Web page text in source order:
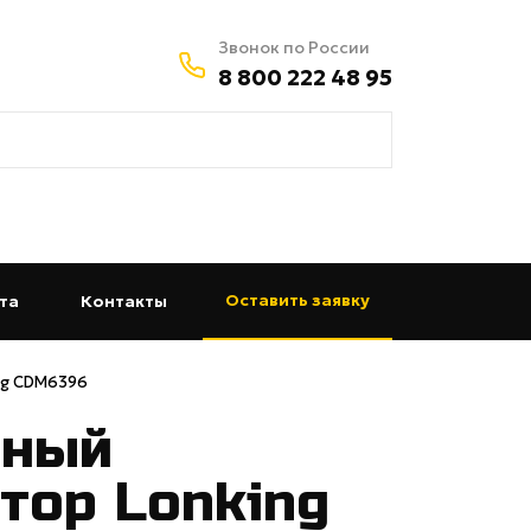
Звонок по России
8 800 222 48 95
(current)Контакты (current)Оставить заявку
CDM6396
Lonking